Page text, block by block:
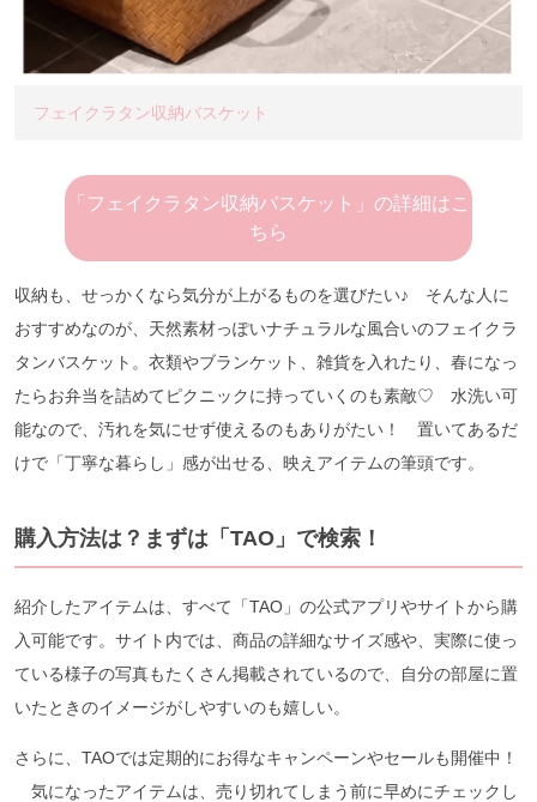
フェイクラタン収納バスケット
「フェイクラタン収納バスケット」の詳細はこ
ちら
収納も、せっかくなら気分が上がるものを選びたい♪ そんな人に
おすすめなのが、天然素材っぽいナチュラルな風合いのフェイクラ
タンバスケット。衣類やブランケット、雑貨を入れたり、春になっ
たらお弁当を詰めてピクニックに持っていくのも素敵♡ 水洗い可
能なので、汚れを気にせず使えるのもありがたい！ 置いてあるだ
けで「丁寧な暮らし」感が出せる、映えアイテムの筆頭です。
購入方法は？まずは「TAO 」で検索！
紹介したアイテムは、すべて「TAO」の公式アプリやサイトから購
入可能です。サイト内では、商品の詳細なサイズ感や、実際に使っ
ている様子の写真もたくさん掲載されているので、自分の部屋に置
いたときのイメージがしやすいのも嬉しい。
さらに、TAOでは定期的にお得なキャンペーンやセールも開催中！
気になったアイテムは、売り切れてしまう前に早めにチェックし